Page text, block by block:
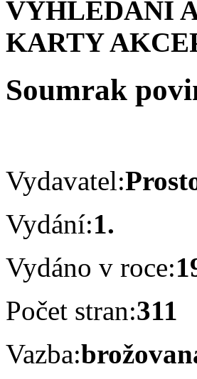
VYHLEDÁNÍ
KARTY
Soumrak
Vydavatel:
Vydání:1.
Vydáno v roce:
Počet stran:311
Vazba: